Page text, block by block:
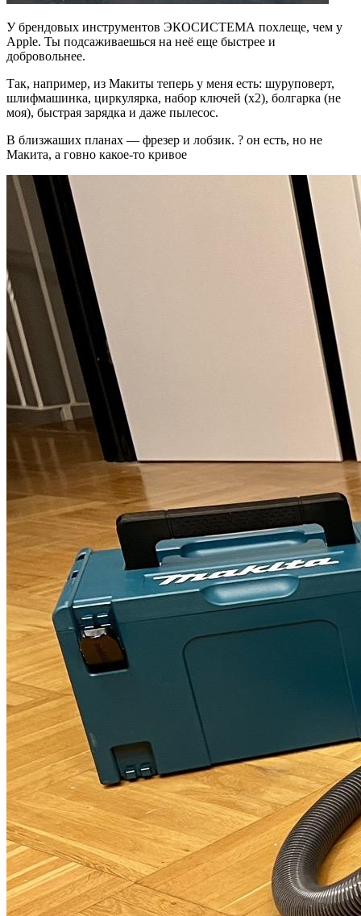
У брендовых инструментов ЭКОСИСТЕМА похлеще, чем у
Apple. Ты подсаживаешься на неё еще быстрее и
добровольнее.
Так, например, из Макиты теперь у меня есть: шуруповерт,
шлифмашинка, циркулярка, набор ключей (х2), болгарка (не
моя), быстрая зарядка и даже пылесос.
В близжаших планах — фрезер и лобзик. ? он есть, но не
Макита, а говно какое-то кривое